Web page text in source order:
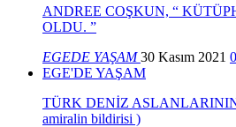
ANDREE COŞKUN, “
OLDU. ”
EGEDE YAŞAM30 Kasım 2021 0
EGE'DE YAŞAM
TÜRK DENİZ
amiralin bildirisi )